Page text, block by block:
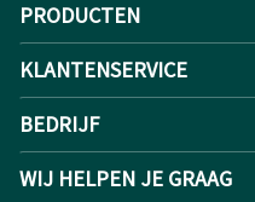
PRODUCTEN
KLANTENSERVICE
BEDRIJF
WIJ HELPEN JE GRAAG